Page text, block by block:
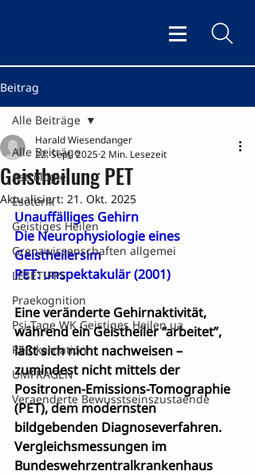
Beitrag
Alle Beiträge
Astrologie
Esoterik
Geistiges Heilen
Grenzwissenschaften allgemei
LESETIPPS
Praekognition
Psi-Tage WK Geistiges Heilen ua
Reinkarnation
UMFRAGEN
Veraenderte Bewusstseinszustaende
Alle Beiträge
Geistheilung PET
Harald Wiesendanger
22. Sept. 20252 Min. Lesezeit
Aktualisiert: 21. Okt. 2025
Unauffälliges Gehirn
Die Neurophysiologie eines
Geistheilersim
PET: unspektakulär (2001)
Eine veränderte Gehirnaktivität,
während ein Geistheiler “arbeitet”,
läßt sich nicht nachweisen –
zumindest nicht mittels der
Positronen-Emissions-Tomographie
(PET), dem modernsten
bildgebenden Diagnoseverfahren.
Vergleichsmessungen im
Bundeswehrzentralkrankenhaus